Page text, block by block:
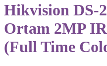
Hikvision DS-
Ortam 2MP
(Full Time